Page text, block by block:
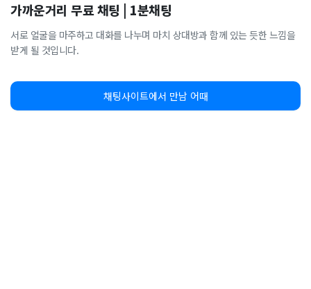
가까운거리 무료 채팅 | 1분채팅
서로 얼굴을 마주하고 대화를 나누며 마치 상대방과 함께 있는 듯한 느낌을
받게 될 것입니다.
채팅사이트에서 만남 어때